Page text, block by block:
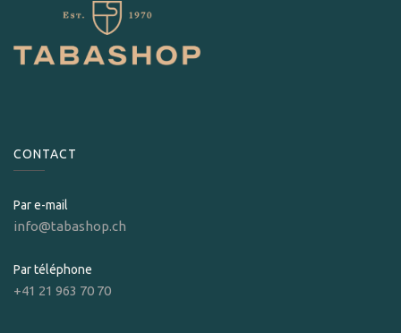
CONTACT
Par e-mail
info@tabashop.ch
Par téléphone
+41 21 963 70 70